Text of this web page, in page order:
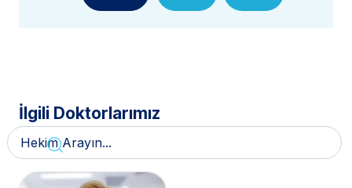
İlgili Doktorlarımız